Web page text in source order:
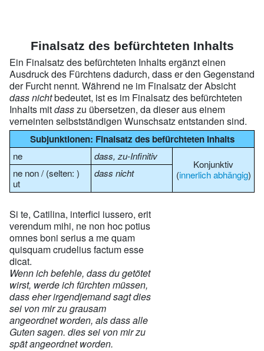
Finalsatz des befürchteten Inhalts
Ein Finalsatz des befürchteten Inhalts ergänzt einen
Ausdruck des Fürchtens dadurch, dass er den Gegenstand
der Furcht nennt. Während ne im Finalsatz der Absicht
dass nichtbedeutet, ist es im Finalsatz des befürchteten
Inhalts mitdasszu übersetzen, da dieser aus einem
verneinten selbstständigen Wunschsatz entstanden sind.
Subjunktionen: Finalsatz des befürchteten Inhalts
ne dass, zu-Infinitiv
Konjunktiv
(innerlich abhängig)
ne non / (selten: )
ut
dass nicht
Si te, Catilina, interfici iussero, erit
verendum mihi, ne non hoc potius
omnes boni serius a me quam
quisquam crudelius factum esse
dicat.
Wenn ich befehle, dass du getötet
wirst, werde ich fürchten müssen,
dass eher irgendjemand sagt dies
sei von mir zu grausam
angeordnet worden, als dass alle
Guten sagen. dies sei von mir zu
spät angeordnet worden.